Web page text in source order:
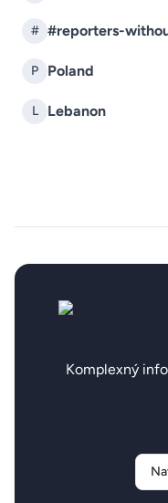
# #reporters-
P Poland
L Lebanon
Komplexný